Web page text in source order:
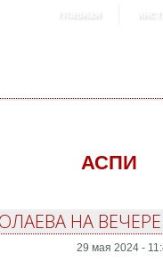
главная
АСПИ
НА
29 мая 2024 -